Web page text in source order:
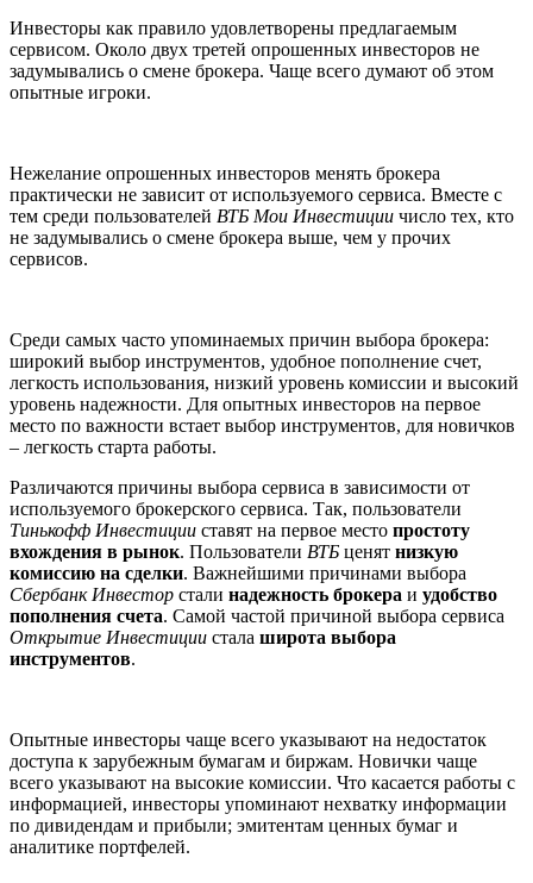
Инвесторы как правило удовлетворены предлагаемым
сервисом. Около двух третей опрошенных инвесторов не
задумывались о смене брокера. Чаще всего думают об этом
опытные игроки.
Нежелание опрошенных инвесторов менять брокера
практически не зависит от используемого сервиса. Вместе с
тем среди пользователей ВТБ Мои Инвестиции число тех, кто
не задумывались о смене брокера выше, чем у прочих
сервисов.
Среди самых часто упоминаемых причин выбора брокера:
широкий выбор инструментов, удобное пополнение счет,
легкость использования, низкий уровень комиссии и высокий
уровень надежности. Для опытных инвесторов на первое
место по важности встает выбор инструментов, для новичков
– легкость старта работы.
Различаются причины выбора сервиса в зависимости от
используемого брокерского сервиса. Так, пользователи
Тинькофф Инвестиции ставят на первое место простоту
вхождения в рынок. Пользователи ВТБ ценят низкую
комиссию на сделки. Важнейшими причинами выбора
Сбербанк Инвестор стали надежность брокера и удобство
пополнения счета. Самой частой причиной выбора сервиса
Открытие Инвестиции стала широта выбора
инструментов.
Опытные инвесторы чаще всего указывают на недостаток
доступа к зарубежным бумагам и биржам. Новички чаще
всего указывают на высокие комиссии. Что касается работы с
информацией, инвесторы упоминают нехватку информации
по дивидендам и прибыли; эмитентам ценных бумаг и
аналитике портфелей.